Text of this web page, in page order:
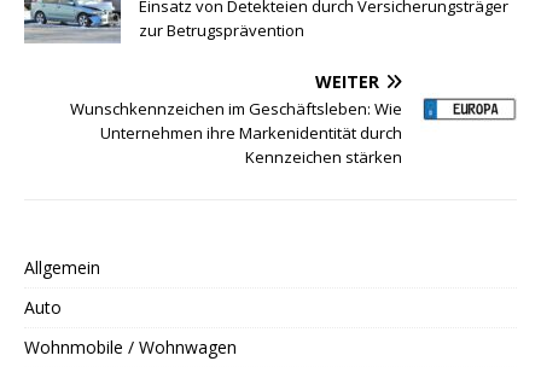
Einsatz von Detekteien durch Versicherungsträger
zur Betrugsprävention
WEITER
Wunschkennzeichen im Geschäftsleben: Wie
Unternehmen ihre Markenidentität durch
Kennzeichen stärken
Allgemein
Auto
Wohnmobile / Wohnwagen